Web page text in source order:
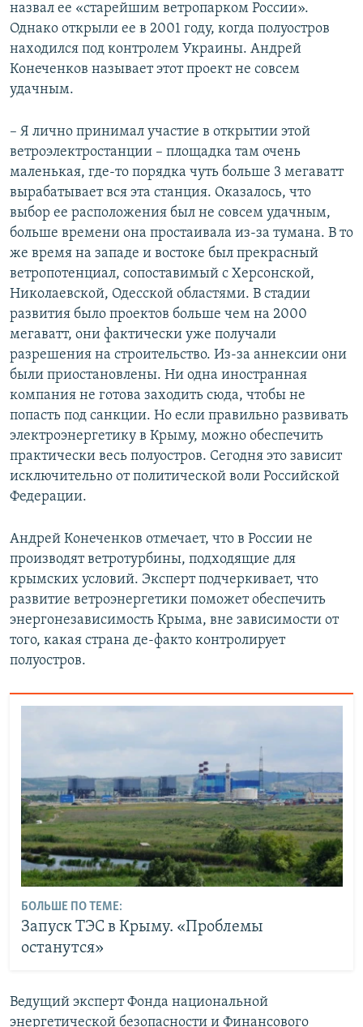
назвал ее «старейшим ветропарком России».
Однако открыли ее в 2001 году, когда полуостров
находился под контролем Украины. Андрей
Конеченков называет этот проект не совсем
удачным.
– Я лично принимал участие в открытии этой
ветроэлектростанции – площадка там очень
маленькая, где-то порядка чуть больше 3 мегаватт
вырабатывает вся эта станция. Оказалось, что
выбор ее расположения был не совсем удачным,
больше времени она простаивала из-за тумана. В то
же время на западе и востоке был прекрасный
ветропотенциал, сопоставимый с Херсонской,
Николаевской, Одесской областями. В стадии
развития было проектов больше чем на 2000
мегаватт, они фактически уже получали
разрешения на строительство. Из-за аннексии они
были приостановлены. Ни одна иностранная
компания не готова заходить сюда, чтобы не
попасть под санкции. Но если правильно развивать
электроэнергетику в Крыму, можно обеспечить
практически весь полуостров. Сегодня это зависит
исключительно от политической воли Российской
Федерации.
Андрей Конеченков отмечает, что в России не
производят ветротурбины, подходящие для
крымских условий. Эксперт подчеркивает, что
развитие ветроэнергетики поможет обеспечить
энергонезависимость Крыма, вне зависимости от
того, какая страна де-факто контролирует
полуостров.
БОЛЬШЕ ПО ТЕМЕ:
Запуск ТЭС в Крыму. «Проблемы
останутся»
Ведущий эксперт Фонда национальной
энергетической безопасности и Финансового